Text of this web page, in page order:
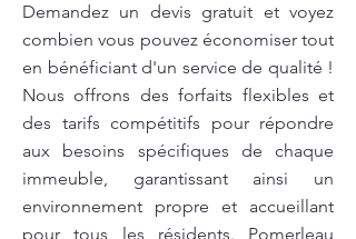
Demandez un devis gratuit et voyez
combien vous pouvez économiser tout
en bénéficiant d'un service de qualité !
Nous offrons des forfaits flexibles et
des tarifs compétitifs pour répondre
aux besoins spécifiques de chaque
immeuble, garantissant ainsi un
environnement propre et accueillant
pour tous les résidents. Pomerleau